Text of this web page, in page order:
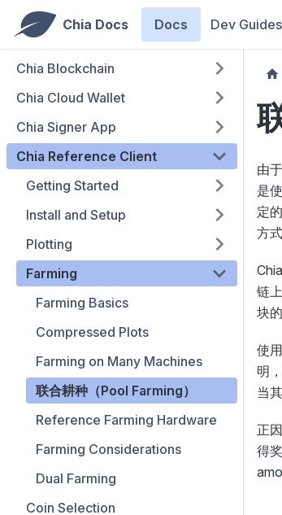
Chia Docs Docs Dev Guides
Chia Blockchain
Chia Cloud Wallet
Chia Signer App
Chia Reference Client
Getting Started
Install and Setup
Plotting
Farming
Farming Basics
Compressed Plots
Farming on Many Machines
联合耕种（Pool Farming）
Reference Farming Hardware
Farming Considerations
Dual Farming
Coin Selection
由
是
定
方
链
块
使
明
当
正
得